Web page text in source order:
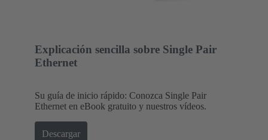
Explicación sencilla sobre Single Pair
Ethernet
Su guía de inicio rápido: Conozca Single Pair
Ethernet en eBook gratuito y nuestros vídeos.
Descargar